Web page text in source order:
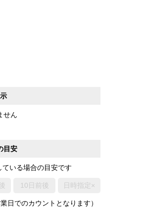
せん
目安
いる場合の目安です
10日前後 日時指定×
日でのカウントとなります）